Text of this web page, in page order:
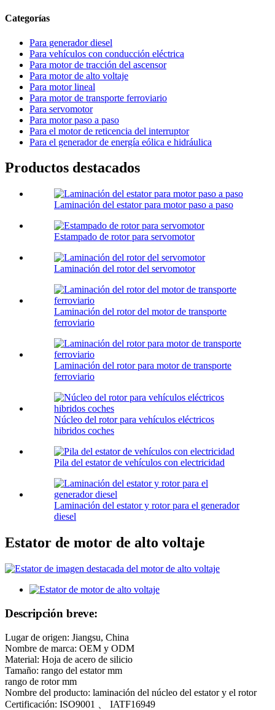
Categorías
Para generador diesel
Para vehículos con conducción eléctrica
Para motor de tracción del ascensor
Para motor de alto voltaje
Para motor lineal
Para motor de transporte ferroviario
Para servomotor
Para motor paso a paso
Para el motor de reticencia del interruptor
Para el generador de energía eólica e hidráulica
Productos destacados
Laminación del estator para motor paso a paso
Estampado de rotor para servomotor
Laminación del rotor del servomotor
Laminación del rotor del motor de transporte
ferroviario
Laminación del rotor para motor de transporte
ferroviario
Núcleo del rotor para vehículos eléctricos
hibridos coches
Pila del estator de vehículos con electricidad
Laminación del estator y rotor para el generador
diesel
Estator de motor de alto voltaje
Descripción breve:
Lugar de origen: Jiangsu, China
Nombre de marca: OEM y ODM
Material: Hoja de acero de silicio
Tamaño: rango del estator mm
rango de rotor mm
Nombre del producto: laminación del núcleo del estator y el rotor
Certificación: ISO9001 、 IATF16949